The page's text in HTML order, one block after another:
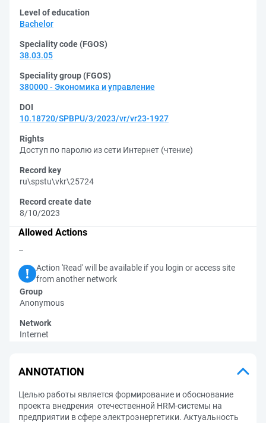
Level of education
Bachelor
Speciality code (FGOS)
38.03.05
Speciality group (FGOS)
380000 - Экономика и управление
DOI
10.18720/SPBPU/3/2023/vr/vr23-1927
Rights
Доступ по паролю из сети Интернет (чтение)
Record key
ru\spstu\vkr\25724
Record create date
8/10/2023
Allowed Actions
–
Action 'Read' will be available if you login or access site
from another network
Group
Anonymous
Network
Internet
ANNOTATION
Целью работы является формирование и обоснование
проекта внедрения отечественной HRM-системы на
предприятии в сфере электроэнергетики. Актуальность